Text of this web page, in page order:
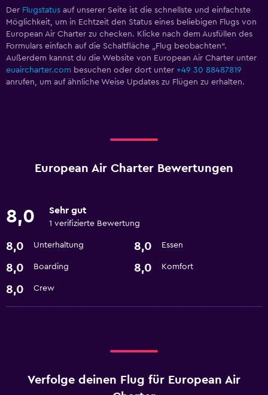
Der Flugstatus auf unserer Seite ist die schnellste und einfachste
Möglichkeit, um in Echtzeit den Status eines beliebigen Flugs von
European Air Charter zu checken. Klicke nach dem Ausfüllen des
Formulars einfach auf die Schaltfläche „Flug beobachten“.
Außerdem kannst du die Website von European Air Charter unter
euaircharter.com besuchen oder dort unter +49 30 88487819
anrufen, um auf ähnliche Weise Updates zu Flügen zu erhalten.
European Air Charter Bewertungen
8,0 Sehr gut
1 verifizierte Bewertung
8,0 Unterhaltung 8,0 Essen
8,0 Boarding 8,0 Komfort
8,0 Crew
Verfolge deinen Flug für European Air